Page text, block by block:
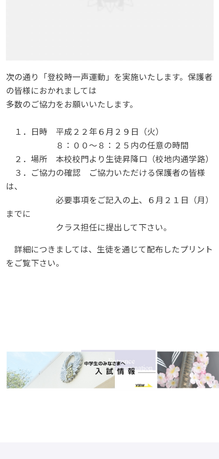
次の通り「登校時一声運動」を実施いたします。保護者
の皆様におかれましては
多数のご協力をお願いいたします。
１．日時 平成２２年６月２９日（火）
８：００〜８：２５内の任意の時間
２．場所 本校校門より生徒昇降口（校地内通学路）
３．ご協力の確認 ご協力いただける保護者の皆様
は、
必要事項をご記入の上、６月２１日（月）
までに
クラス担任に提出して下さい。
詳細につきましては、生徒を通じて配布したプリント
をご覧下さい。